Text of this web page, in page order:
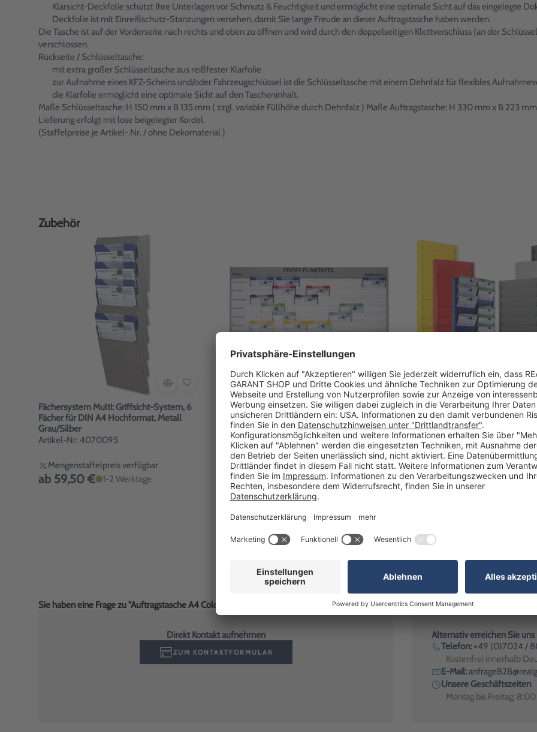
Klarsicht-Deckfolie schützt Ihre Unterlagen vor Schmutz & Feuchtigkeit und ermöglicht eine optimale Sicht auf das eingelegte
Deckfolie ist mit Einreißschutz-Stanzungen versehen, damit Sie lange Freude an dieser Auftragstasche haben werden.
Die Tasche ist auf der Vorderseite nach rechts und oben zu öffnen und wird durch den doppelseitigen Klettverschluss (an der
verschlossen.
Rückseite / Schlüsseltasche:
mit extra großer Schlüsseltasche aus reißfester Klarfolie
zur Aufnahme eines KFZ-Scheins und/oder Fahrzeugschlüssel ist die Schlüsseltasche mit einem Dehnfalz für flexibles
die Klarfolie ermöglicht eine optimale Sicht auf den Tascheninhalt.
Maße Schlüsseltasche: H 150 mm x B 135 mm ( zzgl. variable Füllhöhe durch Dehnfalz ) Maße Auftragstasche: H 330 mm x B 223 mm
Lieferung erfolgt mit lose beigelegter Kordel.
(Staffelpreise je Artikel-.Nr. / ohne Dekomaterial )
Zubehör
Fächersystem Multi: Griffsicht-System, 6
Fächer für DIN A4 Hochformat, Metall
Grau/Silber
Artikel-Nr: 4070095
Mengenstaffelpreis verfügbar
ab 59,50 € 1-2 Werktage
Plantafel Profi A4 Werkstattplaner 7 Reihen
(6+1) Zeitskala mit Metallrahmen
Artikel-Nr: 4050016
463,00 € 5-10 Werktage
Planungstafel Werkstattplaner
Reihen für 20x DIN A4, Metall
Artikel-Nr: 4070015
Mengenstaffelpreis verfügbar
ab 199,00 € 1-2 Werktage
Sie haben eine Frage zu "Auftragstasche A4 Colorado: Werkstattmappe, Auftragsmappe mit Schlüsseltasche"? Wir haben die Antwort!
Direkt Kontakt aufnehmen
ZUM KONTAKTFORMULAR
Alternativ erreichen Sie uns
Telefon: +49 (0)7024 /
Kostenfrei innerhalb
E-Mail:
Unsere Geschäftszeiten
Montag bis Freitag: